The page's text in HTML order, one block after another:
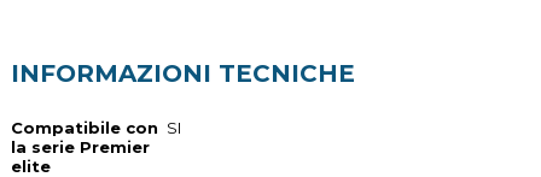
INFORMAZIONI TECNICHE
Compatibile con
la serie Premier
elite
SI